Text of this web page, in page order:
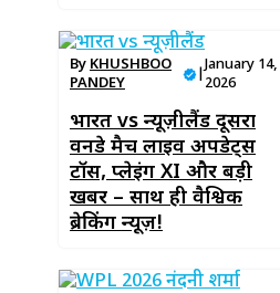
By KHUSHBOO
PANDEY
|January 14,
2026
भारत vs न्यूज़ीलैंड दूसरा
वनडे मैच लाइव अपडेट्स
टॉस, प्लेइंग XI और बड़ी
खबरें – साथ ही वैश्विक
ब्रेकिंग न्यूज़!